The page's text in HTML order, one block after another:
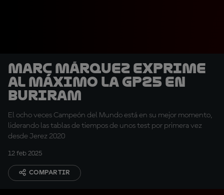
Marc Márquez exprime
al máximo la GP25 en
Buriram
El ocho veces Campeón del Mundo está en su mejor momento,
liderando las tablas de tiempos de unos test por primera vez
desde Jerez 2020
12 feb 2025
COMPARTIR